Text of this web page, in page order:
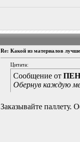
Re: Какой из материалов
Цитата:
Сообщение от
Обернув каждую
Заказывайте паллету.